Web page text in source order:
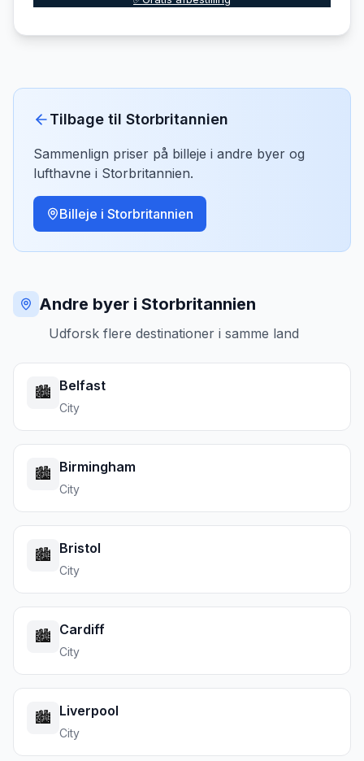
Tilbage til Storbritannien
Sammenlign priser på billeje i andre byer og
lufthavne i Storbritannien.
Billeje i Storbritannien
Andre byer i Storbritannien
Udforsk flere destinationer i samme land
🏙️ Belfast
City
🏙️ Birmingham
City
🏙️ Bristol
City
🏙️ Cardiff
City
🏙️ Liverpool
City